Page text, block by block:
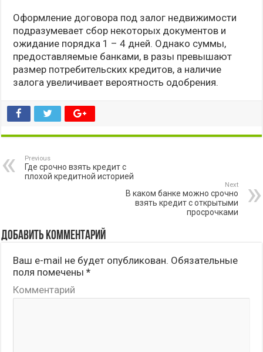
Оформление договора под залог недвижимости
подразумевает сбор некоторых документов и
ожидание порядка 1 – 4 дней. Однако суммы,
предоставляемые банками, в разы превышают
размер потребительских кредитов, а наличие
залога увеличивает вероятность одобрения.
Previous
Где срочно взять кредит с
плохой кредитной историей
Next
В каком банке можно срочно
взять кредит с открытыми
просрочками
Добавить комментарий
Ваш e-mail не будет опубликован. Обязательные
поля помечены*
Комментарий